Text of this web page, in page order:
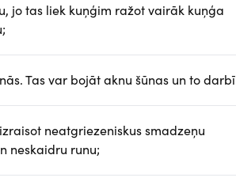
jo tas liek kuņģim ražot vairāk kuņģa
Tas var bojāt aknu šūnas un to
neatgriezeniskus smadzeņu
neskaidru runu;